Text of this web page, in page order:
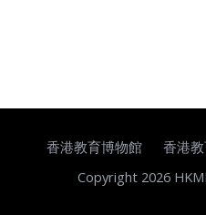
香港教育博物館 香港
Copyright 2026